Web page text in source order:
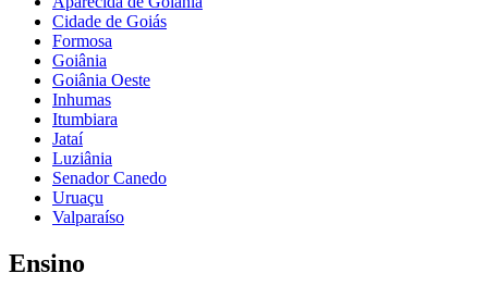
Cidade de Goiás
Formosa
Goiânia
Goiânia Oeste
Inhumas
Itumbiara
Jataí
Luziânia
Senador Canedo
Uruaçu
Valparaíso
Ensino